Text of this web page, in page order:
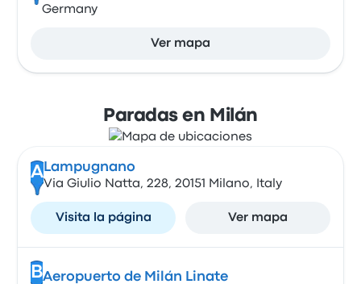
Germany
Ver mapa
Paradas en Milán
A Lampugnano
Via Giulio Natta, 228, 20151 Milano, Italy
Visita la página Ver mapa
BAeropuerto de Milán Linate